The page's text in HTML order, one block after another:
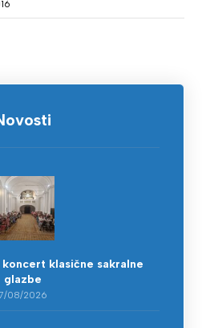
klasične sakralne
glazbe
08/2026